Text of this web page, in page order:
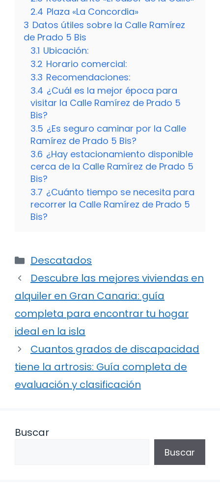
2.4 Plaza «La Concordia»
3 Datos útiles sobre la Calle Ramírez
de Prado 5 Bis
3.1 Ubicación:
3.2 Horario comercial:
3.3 Recomendaciones:
3.4 ¿Cuál es la mejor época para
visitar la Calle Ramírez de Prado 5
Bis?
3.5 ¿Es seguro caminar por la Calle
Ramírez de Prado 5 Bis?
3.6 ¿Hay estacionamiento disponible
cerca de la Calle Ramírez de Prado 5
Bis?
3.7 ¿Cuánto tiempo se necesita para
recorrer la Calle Ramírez de Prado 5
Bis?
Categorías
Descatados
Descubre las mejores viviendas en
alquiler en Gran Canaria: guía
completa para encontrar tu hogar
ideal en la isla
Cuantos grados de discapacidad
tiene la artrosis: Guía completa de
evaluación y clasificación
Buscar
Buscar